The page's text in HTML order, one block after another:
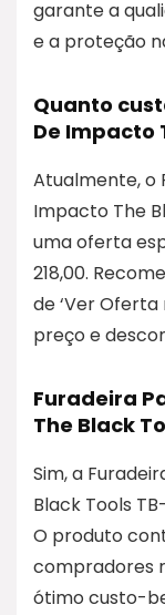
garante a
e a proteção
Quanto
De Impacto
Atualmente, o
Impacto The
uma oferta
218,00.
de ‘Ver
preço e
Furadeira
The Black
Sim, a
Black Tools
O produto
compradores
ótimo custo-